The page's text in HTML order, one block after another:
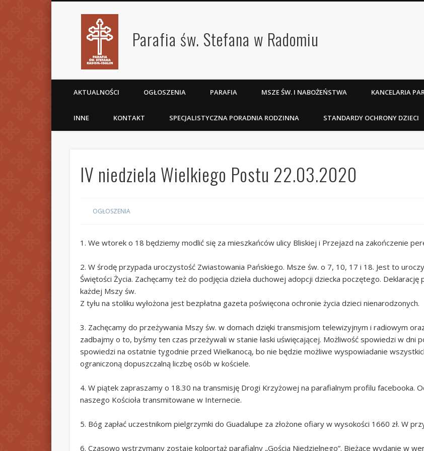
Parafia św. Stefana w Radomiu
AKTUALNOŚCI OGŁOSZENIA PARAFIA MSZE ŚW. I NABOŻEŃSTWA KANCELARIA
INNE KONTAKT SPECJALISTYCZNA PORADNIA RODZINNA STANDARDY OCHRONY DZIECI
IV niedziela Wielkiego Postu 22.03.2020
OGŁOSZENIA
1. We wtorek o 18 będziemy modlić się za mieszkańców ulicy Bliskiej i Przejazd na zakończenie
2. W środę przypada uroczystość Zwiastowania Pańskiego. Msze św. o 7, 10, 17 i 18. Jest to
Świętości Życia. Zachęcamy też do podjęcia dzieła duchowej adopcji dziecka poczętego. Deklarację
każdej Mszy św.
Z tyłu na stoliku wyłożona jest bezpłatna gazeta poświęcona ochronie życia dzieci nienarodzonych.
3. Zachęcamy do przeżywania Mszy św. w domach dzięki transmisjom telewizyjnym i radiowym
zadbajmy o to, byśmy ten czas przeżywali w stanie łaski uświęcającej. Możliwość spowiedzi w dni
spowiedzi na ostatnie tygodnie przed Wielkanocą, bo nie będzie możliwe wyspowiadanie
ograniczoną dopuszczalną liczbę osób w kościele.
4. W piątek zapraszamy o 18.30 na transmisję Drogi Krzyżowej na parafialnym profilu facebooka.
naszego Kościoła transmitowane w Internecie.
5. Bóg zapłać uczestnikom pielgrzymki do Guadalupe za złożone ofiary w wysokości 1660 zł. W
6. Czasowo wstrzymany zostaje kolportaż parafialny „Gościa Niedzielnego”. Bieżące wydanie w